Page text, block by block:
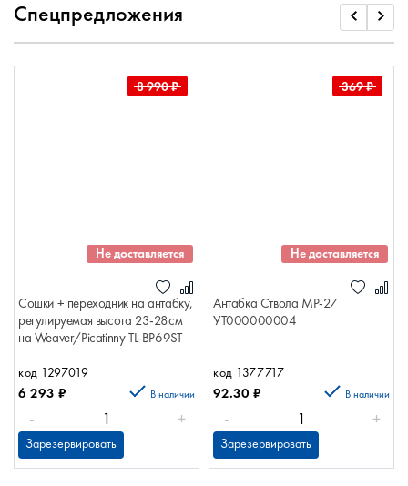
Спецпредложения
8 990₽
Не доставляется
Сошки + переходник на антабку,
регулируемая высота 23-28см
на Weaver/Picatinny TL-BP69ST
код 1297019
6 293 ₽ В наличии
- +
Зарезервировать
369₽
Не доставляется
Антабка Ствола МР-27
УТ000000004
код 1377717
92.30 ₽ В наличии
- +
Зарезервировать